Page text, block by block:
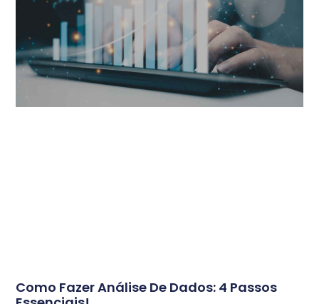
Como Fazer Análise De Dados: 4 Passos